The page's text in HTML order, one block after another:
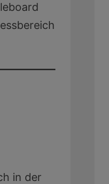
in der